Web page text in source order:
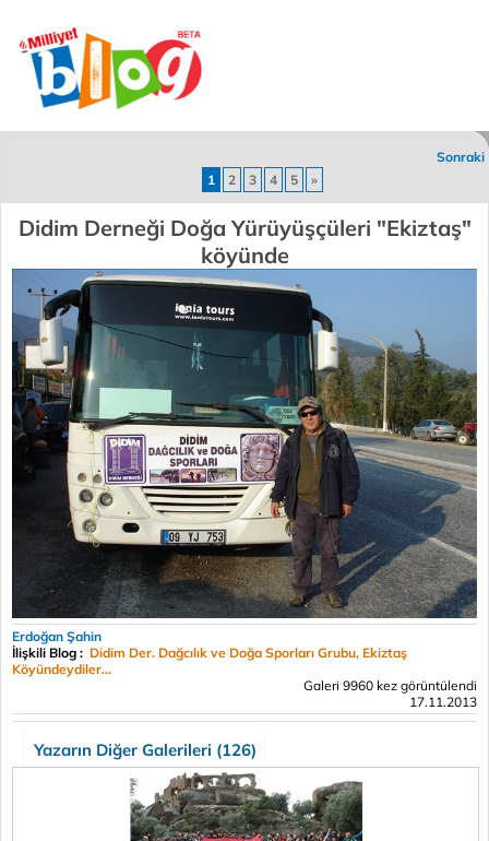
Sonraki
1
2 3 4 5 »
Didim Derneği Doğa Yürüyüşçüleri "Ekiztaş"
köyünde
Erdoğan Şahin
İlişkili Blog : Didim Der. Dağcılık ve Doğa Sporları Grubu, Ekiztaş
Köyündeydiler...
Galeri 9960 kez görüntülendi
17.11.2013
Yazarın Diğer Galerileri (126)